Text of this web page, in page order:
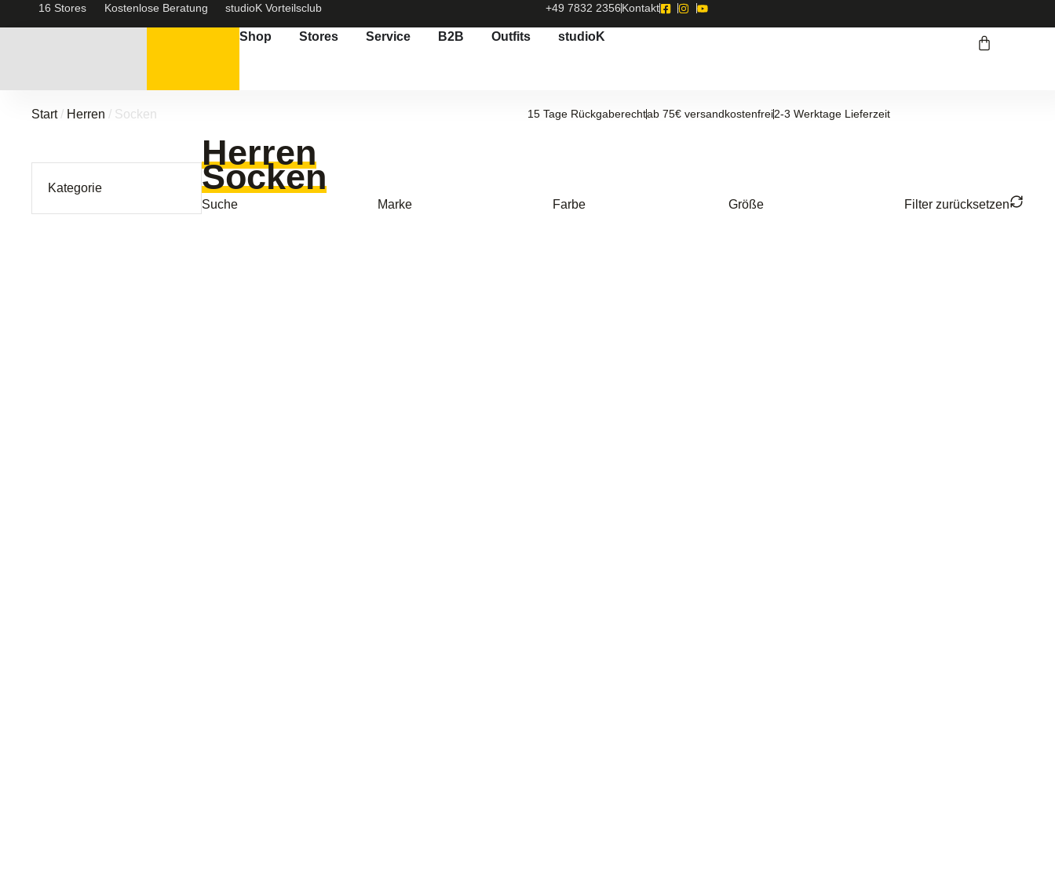
16 Stores Kostenlose Beratung studioK Vorteilsclub +49 7832 2356Kontakt
Shop Stores Service B2B Outfits studioK
Start/ Herren / Socken 15 Tage Rückgaberechtab 75€ versandkostenfrei2-3 Werktage Lieferzeit
Kategorie
Herren
Socken
Suche Marke Farbe Größe Filter zurücksetzen